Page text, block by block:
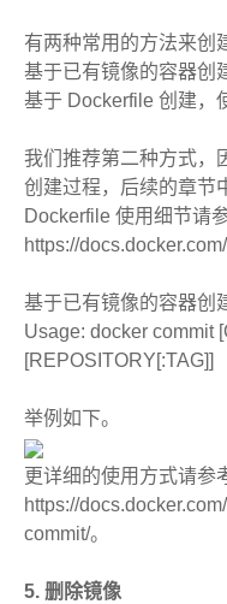
有两种常用的方法来创
基于已有镜像的容器创
基于 Dockerfile 创建，
我们推荐第二种方式，
创建过程，后续的章节
Dockerfile 使用细节请参
https://
基于已有镜像的容器创
Usage: docker commit
[REPOSITORY[:TAG]]
举例如下。
更详细的使用方式请参
https://
commit/。
5. 删除镜像